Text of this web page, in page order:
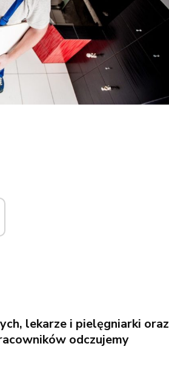
lekarze i pielęgniarki oraz
odczujemy